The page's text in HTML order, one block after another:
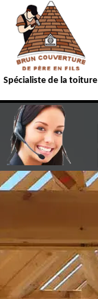
Spécialiste de la toiture